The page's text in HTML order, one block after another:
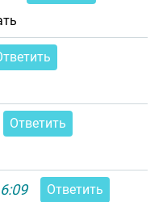
Ответить
Ответить